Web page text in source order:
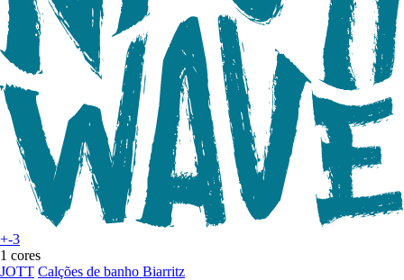
+-3
1 cores
JOTT Calções de banho Biarritz